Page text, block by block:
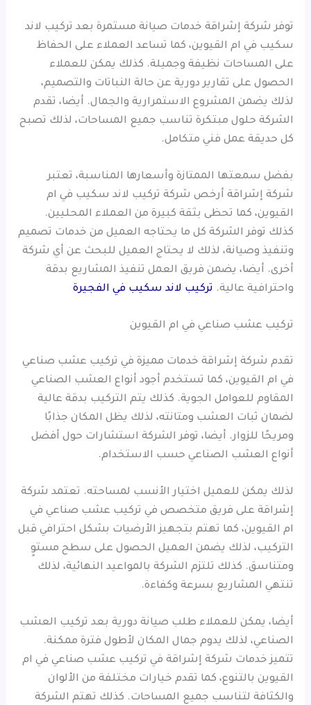
توفر شركة إشراقة خدمات صيانة مستمرة بعد تركيب لاند
سكيب في ام القيوين، كما تساعد العملاء على الحفاظ
على المساحات نظيفة وجميلة. كذلك يمكن للعملاء
الحصول على تقارير دورية عن حالة النباتات والتصميم،
لذلك يضمن المشروع الاستمرارية والجمال. أيضا، تقدم
الشركة حلول مبتكرة تناسب جميع المساحات، لذلك تصبح
كل حديقة عمل فني متكامل.
بفضل سمعتها الممتازة وأسعارها المناسبة، تعتبر
شركة إشراقة أرخص شركة تركيب لاند سكيب في ام
القيوين، كما تحظى بثقة كبيرة من العملاء المحليين.
كذلك توفر الشركة كل ما يحتاجه العميل من خدمات تصميم
وتنفيذ وصيانة، لذلك لا يحتاج العميل للبحث عن أي شركة
أخرى. أيضا، يضمن فريق العمل تنفيذ المشاريع بدقة
واحترافية عالية. تركيب لاند سكيب في الفجيرة
تركيب عشب صناعي في ام القيوين
تقدم شركة إشراقة خدمات مميزة في تركيب عشب صناعي
في ام القيوين، كما تستخدم أجود أنواع العشب الصناعي
المقاوم للعوامل الجوية. كذلك يتم التركيب بدقة عالية
لضمان ثبات العشب ومتانته، لذلك يظل المكان جذابًا
ومريحًا للزوار. أيضا، توفر الشركة استشارات حول أفضل
أنواع العشب الصناعي حسب الاستخدام.
لذلك يمكن للعميل اختيار الأنسب لمساحته. تعتمد شركة
إشراقة على فريق متخصص في تركيب عشب صناعي في
ام القيوين، كما تهتم بتجهيز الأرضيات بشكل احترافي قبل
التركيب، لذلك يضمن العميل الحصول على سطح مستوٍ
ومتناسق. كذلك تلتزم الشركة بالمواعيد النهائية، لذلك
تنتهي المشاريع بسرعة وكفاءة.
أيضا، يمكن للعملاء طلب صيانة دورية بعد تركيب العشب
الصناعي، لذلك يدوم جمال المكان لأطول فترة ممكنة.
تتميز خدمات شركة إشراقة في تركيب عشب صناعي في ام
القيوين بالتنوع، كما تقدم خيارات مختلفة من الألوان
والكثافة لتناسب جميع المساحات. كذلك تهتم الشركة